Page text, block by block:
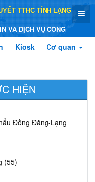
TTHC TỈNH LẠNG
VÀ DỊCH VỤ CÔNG
Kiosk Cơ quan
HIỆN
Đồng Đăng-Lạng
(55)